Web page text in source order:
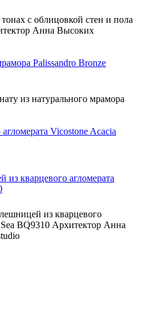
с облицовкой стен и пола
Анна Высоких
Palissandro Bronze
из натурального мрамора
Vicostone Acacia
из кварцевого агломерата
из кварцевого
BQ9310 Архитектор Анна